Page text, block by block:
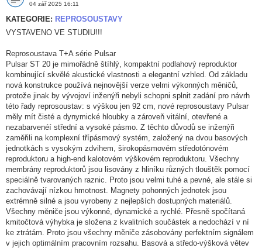
04 zář 2025 16:11
KATEGORIE: REPROSOUSTAVY
VYSTAVENO VE STUDIU!!!
Reprosoustava T+A série Pulsar
Pulsar ST 20 je mimořádně štíhlý, kompaktní podlahový reproduktor
kombinující skvělé akustické vlastnosti a elegantní vzhled. Od základu
nová konstrukce používá nejnovější verze velmi výkonných měničů,
protože jinak by vývojoví inženýři nebyli schopni splnit zadání pro návrh
této řady reprosoustav: s výškou jen 92 cm, nové reprosoustavy Pulsar
měly mít čisté a dynymické hloubky a zároveň vitální, otevřené a
nezabarvenéí střední a vysoké pásmo. Z těchto důvodů se inženýři
zaměřili na komplexní třípásmový systém, založený na dvou basových
jednotkách s vysokým zdvihem, širokopásmovém středotónovém
reproduktoru a high-end kalotovém výškovém reproduktoru. Všechny
membrány reproduktorů jsou lisovány z hliníku různých tlouštěk pomocí
speciálně tvarovaných raznic. Proto jsou velmi tuhé a pevné, ale stále si
zachovávají nízkou hmotnost. Magnety pohonných jednotek jsou
extrémně silné a jsou vyrobeny z nejlepších dostupných materiálů.
Všechny měniče jsou výkonné, dynamické a rychlé. Přesně spočítaná
kmitočtová výhybka je složena z kvalitních součástek a nedochází v ní
ke ztrátám. Proto jsou všechny měniče zásobovány perfektním signálem
v jejich optimálním pracovním rozsahu. Basová a středo-výšková větev